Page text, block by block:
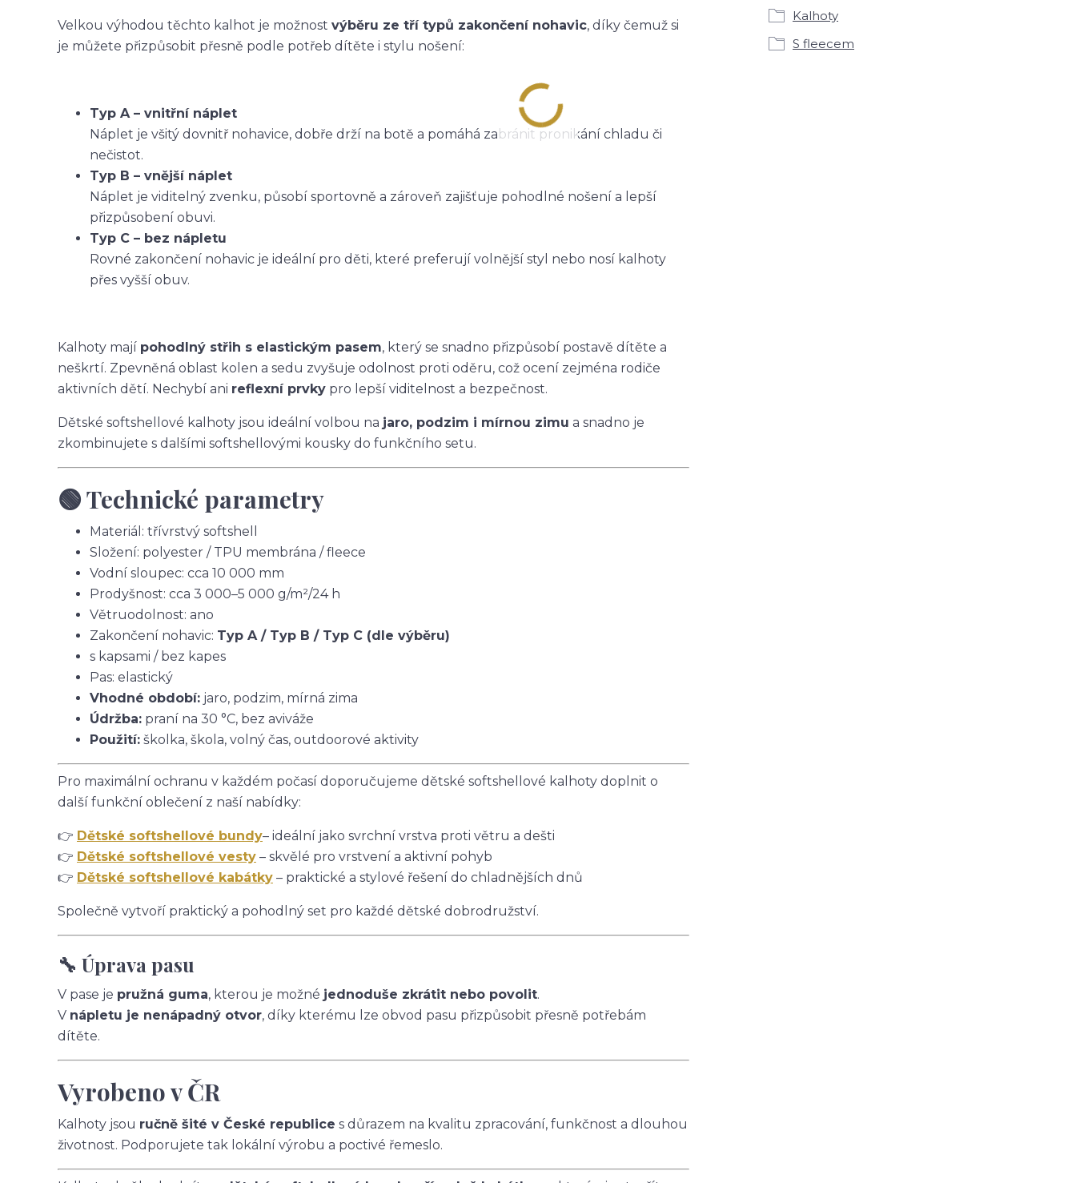
Velkou výhodou těchto kalhot je možnost výběru ze tří typů zakončení nohavic, díky čemuž si
je můžete přizpůsobit přesně podle potřeb dítěte i stylu nošení:
Typ A – vnitřní náplet
Náplet je všitý dovnitř nohavice, dobře drží na botě a pomáhá zabránit pronikání chladu či
nečistot.
Typ B – vnější náplet
Náplet je viditelný zvenku, působí sportovně a zároveň zajišťuje pohodlné nošení a lepší
přizpůsobení obuvi.
Typ C – bez nápletu
Rovné zakončení nohavic je ideální pro děti, které preferují volnější styl nebo nosí kalhoty
přes vyšší obuv.
Kalhoty mají pohodlný střih s elastickým pasem, který se snadno přizpůsobí postavě dítěte a
neškrtí. Zpevněná oblast kolen a sedu zvyšuje odolnost proti oděru, což ocení zejména rodiče
aktivních dětí. Nechybí ani reflexní prvky pro lepší viditelnost a bezpečnost.
Dětské softshellové kalhoty jsou ideální volbou na jaro, podzim i mírnou zimu a snadno je
zkombinujete s dalšími softshellovými kousky do funkčního setu.
🟢 Technické parametry
Materiál: třívrstvý softshell
Složení: polyester / TPU membrána / fleece
Vodní sloupec: cca 10 000 mm
Prodyšnost: cca 3 000–5 000 g/m²/24 h
Větruodolnost: ano
Zakončení nohavic: Typ A / Typ B / Typ C (dle výběru)
s kapsami / bez kapes
Pas: elastický
Vhodné období: jaro, podzim, mírná zima
Údržba: praní na 30 °C, bez aviváže
Použití: školka, škola, volný čas, outdoorové aktivity
Pro maximální ochranu v každém počasí doporučujeme dětské softshellové kalhoty doplnit o
další funkční oblečení z naší nabídky:
👉 Dětské softshellové bundy– ideální jako svrchní vrstva proti větru a dešti
👉 Dětské softshellové vesty – skvělé pro vrstvení a aktivní pohyb
👉 Dětské softshellové kabátky – praktické a stylové řešení do chladnějších dnů
Společně vytvoří praktický a pohodlný set pro každé dětské dobrodružství.
🔧 Úprava pasu
V pase je pružná guma, kterou je možné jednoduše zkrátit nebo povolit.
V nápletu je nenápadný otvor, díky kterému lze obvod pasu přizpůsobit přesně potřebám
dítěte.
Vyrobeno v ČR
Kalhoty jsou ručně šité v České republice s důrazem na kvalitu zpracování, funkčnost a dlouhou
životnost. Podporujete tak lokální výrobu a poctivé řemeslo.
Kalhoty
S fleecem